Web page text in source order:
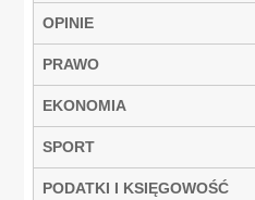
OPINIE
PRAWO
EKONOMIA
SPORT
PODATKI I KSIĘGOWOŚĆ